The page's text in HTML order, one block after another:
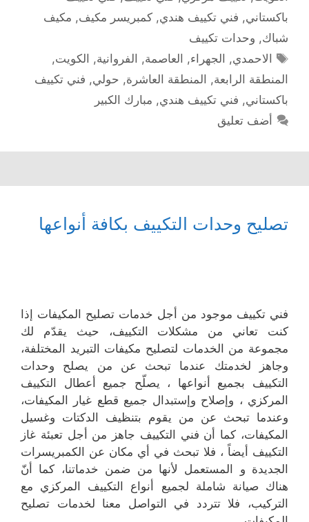
باكستاني, فني تكييف هندي, كمبريسر مكيف, مكيف
شباك, وحدات تكييف
الوسوم
الاحمدي, الجهراء, العاصمة, الفروانية, الكويت,
المنطقة الرابعة, المنطقة العاشرة, حولي, فني تكييف
باكستاني, فني تكييف هندي, مبارك الكبير
أضف تعليق
تصليح وحدات التكييف بكافة أنواعها
فني تكييف موجود من أجل خدمات تصليح المكيفات إذا
كنت تعاني من مشكلات التكييف، حيث يقدّم لك
مجموعة من الخدمات لتصليح مكيفات التبريد المختلفة،
وجاهز لخدمتك عندما تبحث عن من يصلح وحدات
التكييف بجميع أنواعها ، يصلّح جميع أعطال التكييف
المركزي ، وإصلاح وإستبدال جميع قطع غيار المكيفات،
وعندما تبحث عن من يقوم بتنظيف الدكتات وغسيل
المكيفات، كما أن فني التكييف جاهز من أجل تعبئة غاز
التكييف أيضاً ، فلا تبحث في أي مكان عن الكمبريسرات
الجديدة و المستعمل لأنها من ضمن خدماتنا، كما أنّ
هناك صيانة شاملة لجميع أنواع التكييف المركزي مع
التركيب، فلا تتردد في التواصل معنا لخدمات تصليح